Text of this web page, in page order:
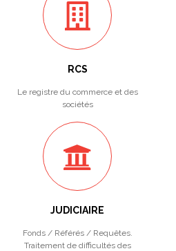
RCS
Le registre du commerce et des
sociétés
JUDICIAIRE
Fonds / Référés / Requêtes.
Traitement de difficultés des